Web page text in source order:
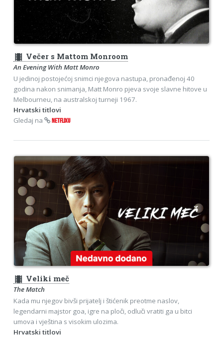
theaters Večer s Mattom Monroom
An Evening With Matt Monro
U jedinoj postojećoj snimci njegova nastupa, pronađenoj 40
godina nakon snimanja, Matt Monro pjeva svoje slavne hitove u
Melbourneu, na australskoj turneji 1967.
Hrvatski titlovi
Gledaj na
NETFLIXU
theaters Veliki meč
The Match
Kada mu njegov bivši prijatelj i štićenik preotme naslov,
legendarni majstor goa, igre na ploči, odluči vratiti ga u bitci
umova i vještina s visokim ulozima.
Hrvatski titlovi